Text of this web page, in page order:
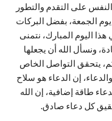
على التقدم والتطور
يوم الجمعة، بفضل البركات
اليوم المبارك، نتمنى
ونسأل الله أن يجعلها
يتحقق التواصل الخاص
إن الدعاء هو سلاح
طاقة إضافية، إن الله
كل دعاء صادق.